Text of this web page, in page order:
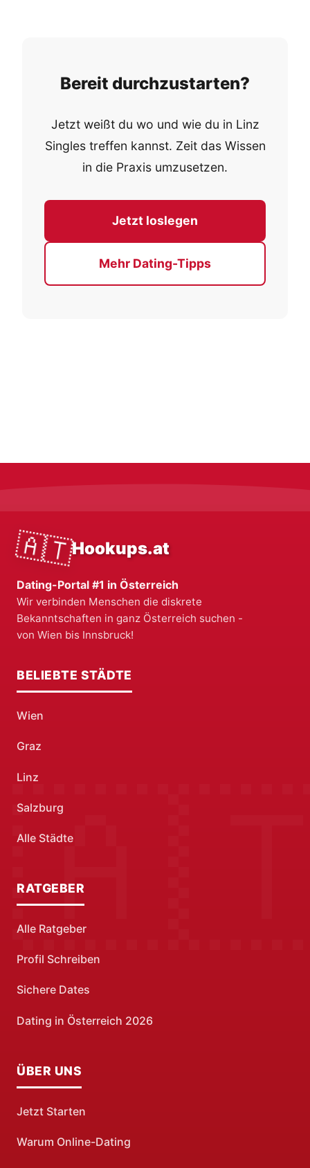
Bereit durchzustarten?
Jetzt weißt du wo und wie du in Linz
Singles treffen kannst. Zeit das Wissen
in die Praxis umzusetzen.
Jetzt loslegen
Mehr Dating-Tipps
🇦🇹Hookups.at
Dating-Portal #1 in Österreich
Wir verbinden Menschen die diskrete
Bekanntschaften in ganz Österreich suchen -
von Wien bis Innsbruck!
BELIEBTE STÄDTE
Wien
Graz
Linz
Salzburg
Alle Städte
RATGEBER
Alle Ratgeber
Profil Schreiben
Sichere Dates
Dating in Österreich 2026
ÜBER UNS
Jetzt Starten
Warum Online-Dating